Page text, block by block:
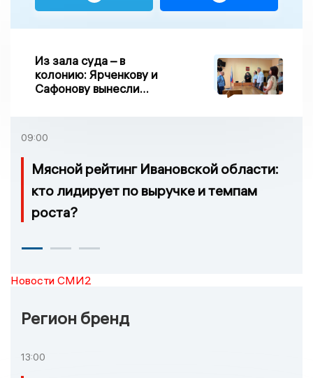
Из зала суда – в
колонию: Ярченкову и
Сафонову вынесли
09:00
Мясной рейтинг Ивановской области:
кто лидирует по выручке и темпам
роста?
Новости СМИ2
Регион бренд
13:00